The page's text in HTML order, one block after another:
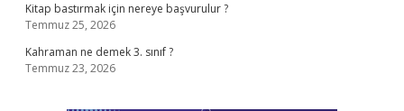
Kitap bastırmak için nereye başvurulur ?
Temmuz 25, 2026
Kahraman ne demek 3. sınıf ?
Temmuz 23, 2026